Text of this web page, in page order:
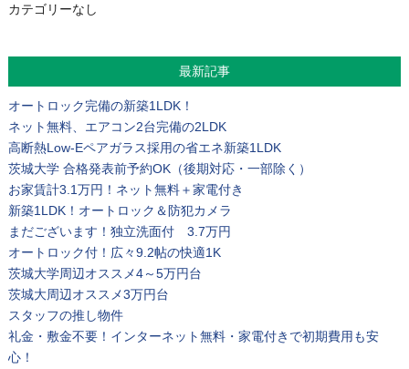
カテゴリーなし
最新記事
オートロック完備の新築1LDK！
ネット無料、エアコン2台完備の2LDK
高断熱Low-Eペアガラス採用の省エネ新築1LDK
茨城大学 合格発表前予約OK（後期対応・一部除く）
お家賃計3.1万円！ネット無料＋家電付き
新築1LDK！オートロック＆防犯カメラ
まだございます！独立洗面付 3.7万円
オートロック付！広々9.2帖の快適1K
茨城大学周辺オススメ4～5万円台
茨城大周辺オススメ3万円台
スタッフの推し物件
礼金・敷金不要！インターネット無料・家電付きで初期費用も安
心！